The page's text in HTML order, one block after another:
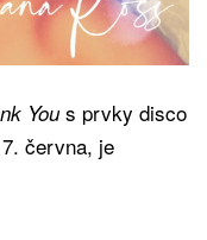
Yous prvky disco
června, je